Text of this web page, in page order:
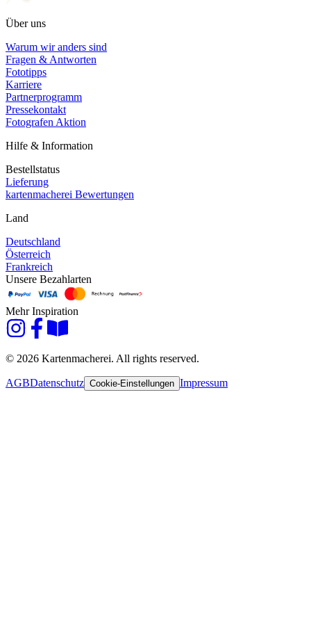
Über uns
Warum wir anders sind
Fragen & Antworten
Fototipps
Karriere
Partnerprogramm
Pressekontakt
Fotografen Aktion
Hilfe & Information
Bestellstatus
Lieferung
kartenmacherei Bewertungen
Land
Deutschland
Österreich
Frankreich
Unsere Bezahlarten
Mehr Inspiration
© 2026 Kartenmacherei. All rights reserved.
AGBDatenschutz Cookie-Einstellungen Impressum